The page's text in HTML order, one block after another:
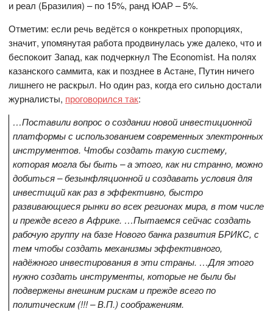
и реал (Бразилия) – по 15%, ранд ЮАР – 5%.
Отметим: если речь ведётся о конкретных пропорциях,
значит, упомянутая работа продвинулась уже далеко, что и
беспокоит Запад, как подчеркнул The Economist. На полях
казанского саммита, как и позднее в Астане, Путин ничего
лишнего не раскрыл. Но один раз, когда его сильно достали
журналисты, проговорился так:
…Поставили вопрос о создании новой инвестиционной
платформы с использованием современных электронных
инструментов. Чтобы создать такую систему,
которая могла бы быть – а этого, как ни странно, можно
добиться – безынфляционной и создавать условия для
инвестиций как раз в эффективно, быстро
развивающиеся рынки во всех регионах мира, в том числе
и прежде всего в Африке. …Пытаемся сейчас создать
рабочую группу на базе Нового банка развития БРИКС, с
тем чтобы создать механизмы эффективного,
надёжного инвестирования в эти страны. …Для этого
нужно создать инструменты, которые не были бы
подвержены внешним рискам и прежде всего по
политическим (!!! – В.П.) соображениям.